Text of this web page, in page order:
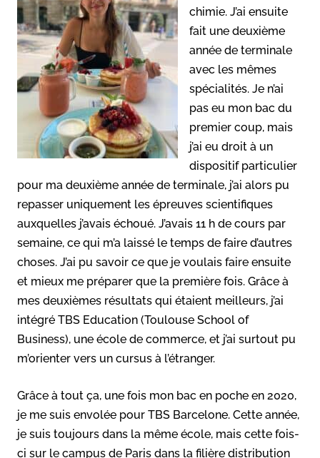
chimie. J’ai ensuite
fait une deuxième
année de terminale
avec les mêmes
spécialités. Je n’ai
pas eu mon bac du
premier coup, mais
j’ai eu droit à un
dispositif particulier
pour ma deuxième année de terminale, j’ai alors pu
repasser uniquement les épreuves scientifiques
auxquelles j’avais échoué. J’avais 11 h de cours par
semaine, ce qui m’a laissé le temps de faire d’autres
choses. J’ai pu savoir ce que je voulais faire ensuite
et mieux me préparer que la première fois. Grâce à
mes deuxièmes résultats qui étaient meilleurs, j’ai
intégré TBS Education (Toulouse School of
Business), une école de commerce, et j’ai surtout pu
m’orienter vers un cursus à l’étranger.
Grâce à tout ça, une fois mon bac en poche en 2020,
je me suis envolée pour TBS Barcelone. Cette année,
je suis toujours dans la même école, mais cette fois-
ci sur le campus de Paris dans la filière distribution